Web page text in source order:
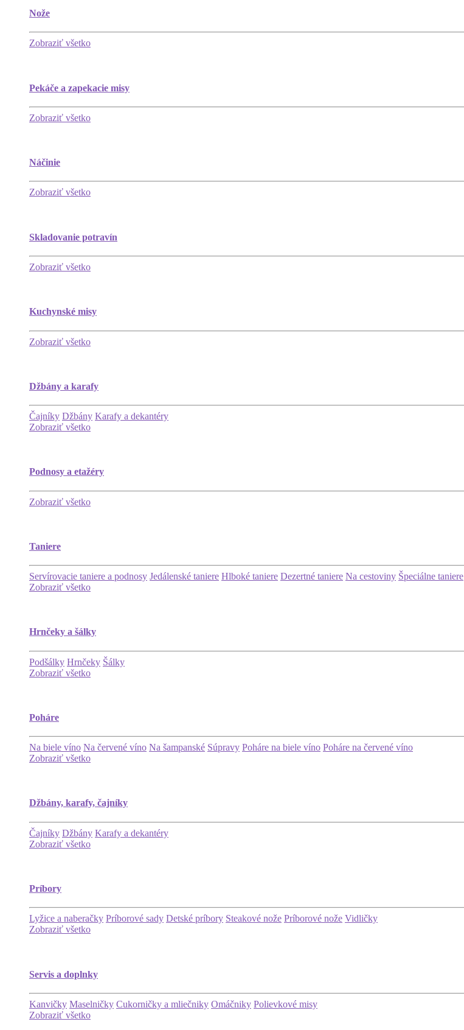
Nože
Zobraziť všetko
Pekáče a zapekacie misy
Zobraziť všetko
Náčinie
Zobraziť všetko
Skladovanie potravín
Zobraziť všetko
Kuchynské misy
Zobraziť všetko
Džbány a karafy
Čajníky Džbány Karafy a dekantéry
Zobraziť všetko
Podnosy a etažéry
Zobraziť všetko
Taniere
Servírovacie taniere a podnosy Jedálenské taniere Hlboké taniere Dezertné taniere Na cestoviny Špeciálne taniere
Zobraziť všetko
Hrnčeky a šálky
Podšálky Hrnčeky Šálky
Zobraziť všetko
Poháre
Na biele víno Na červené víno Na šampanské Súpravy Poháre na biele víno Poháre na červené víno
Zobraziť všetko
Džbány, karafy, čajníky
Čajníky Džbány Karafy a dekantéry
Zobraziť všetko
Príbory
Lyžice a naberačky Príborové sady Detské príbory Steakové nože Príborové nože Vidličky
Zobraziť všetko
Servis a doplnky
Kanvičky Maselničky Cukorničky a mliečniky Omáčniky Polievkové misy
Zobraziť všetko